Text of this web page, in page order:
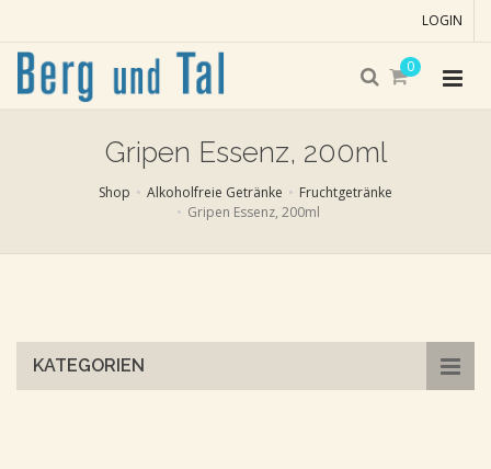
LOGIN
0
Gripen Essenz, 200ml
Shop Alkoholfreie Getränke
Fruchtgetränke
Gripen Essenz, 200ml
KATEGORIEN